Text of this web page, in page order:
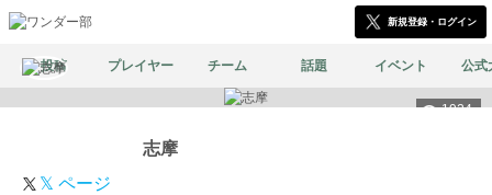
新規登録・ログイン
投稿 プレイヤー チーム 話題 イベント 公式
1924
志摩
𝕏 ページ